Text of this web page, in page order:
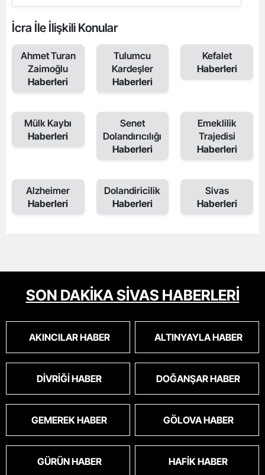
İcra İle İlişkili Konular
Ahmet Turan
Zaimoğlu
Haberleri
Tulumcu
Kardeşler
Haberleri
Kefalet
Haberleri
Mülk Kaybı
Haberleri
Senet
Dolandırıcılığı
Haberleri
Emeklilik
Trajedisi
Haberleri
Alzheimer
Haberleri
Dolandiricilik
Haberleri
Sivas
Haberleri
SON DAKİKA SİVAS HABERLERİ
AKINCILAR HABER ALTINYAYLA HABER
DIVRIĞI HABER DOĞANŞAR HABER
GEMEREK HABER GÖLOVA HABER
GÜRÜN HABER HAFIK HABER